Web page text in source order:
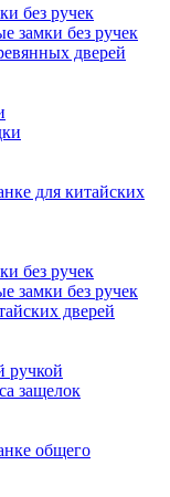
без ручек
замки без ручек
дверей
для китайских
без ручек
замки без ручек
дверей
ручкой
защелок
общего